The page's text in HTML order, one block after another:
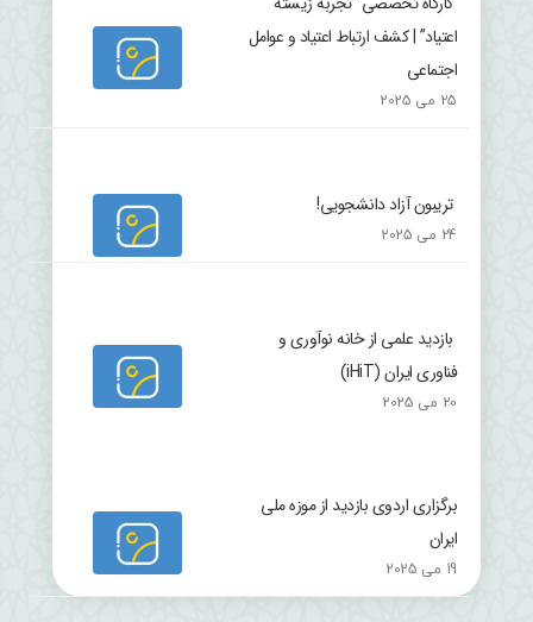
اعتیاد” | کشف ارتباط اعتیاد و عوامل
اجتماعی
25 می 2025
تریبون آزاد دانشجویی!
24 می 2025
بازدید علمی از خانه نوآوری و
فناوری ایران (iHiT)
20 می 2025
برگزاری اردوی بازدید از موزه ملی
ایران
19 می 2025